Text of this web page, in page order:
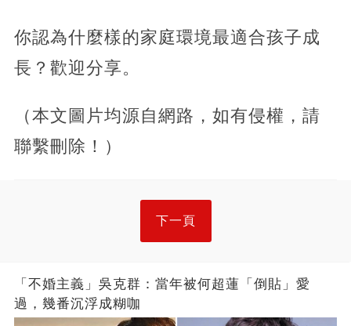
你認為什麼樣的家庭環境最適合孩子成
長？歡迎分享。
（本文圖片均源自網路，如有侵權，請
聯繫刪除！）
下一頁
「不婚主義」吳克群：當年被何超蓮「倒貼」愛
過，幾番沉浮成糊咖